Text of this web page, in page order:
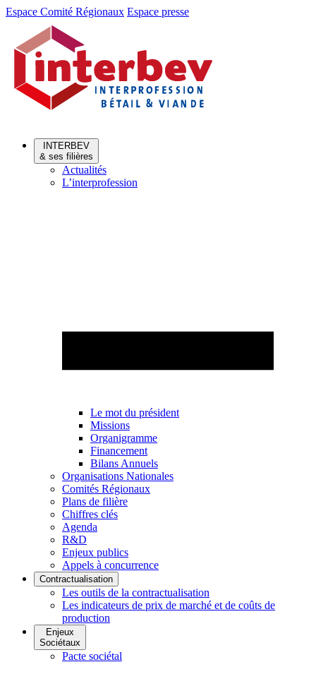
Aller
Aller
contenu
Espace Comité Régionaux Espace presse
INTERBEV
& ses filières
Actualités
L’interprofession
Le mot du président
Missions
Organigramme
Financement
Bilans Annuels
Organisations Nationales
Comités Régionaux
Plans de filière
Chiffres clés
Agenda
R&D
Enjeux publics
Appels à concurrence
Contractualisation
Les outils de la contractualisation
Les indicateurs de prix de marché et de coûts de
production
Enjeux
Sociétaux
Pacte sociétal